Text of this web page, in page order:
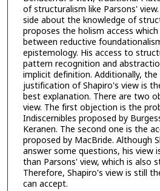
of structuralism like Parsons'
side about the knowledge of
proposes the holism access
between reductive
epistemology. His access to
pattern recognition and
implicit definition. Additionally,
justification of Shapiro's view is
best explanation. There are two
view. The first objection is the
Indiscernibles proposed by
Keranen. The second one is the
proposed by MacBride. Although
answer some questions, his view
than Parsons' view, which is also
Therefore, Shapiro's view is still
can accept.